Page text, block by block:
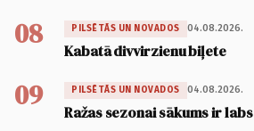
08 PILSĒTĀS UN NOVADOS 04.08.2026.
Kabatā divvirzienu biļete
09 PILSĒTĀS UN NOVADOS 04.08.2026.
Ražas sezonai sākums ir labs